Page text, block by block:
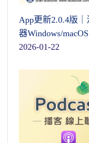
App更新2.0.4版
器Windows/macOS
2026-01-22